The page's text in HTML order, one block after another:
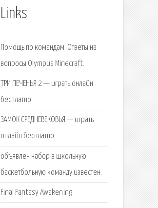
Links
Помощь по командам. Ответы на
вопросы Olympus Minecraft.
ТРИ ПЕЧЕНЬЯ 2 — играть онлайн
бесплатно.
ЗАМОК СРЕДНЕВЕКОВЬЯ — играть
онлайн бесплатно.
объявлен набор в школьную
баскетбольную команду.известен.
Final Fantasy Awakening.